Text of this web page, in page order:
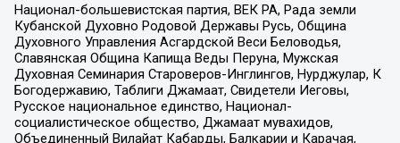
Национал-большевистская партия, ВЕК РА, Рада земли
Кубанской Духовно Родовой Державы Русь, Община
Духовного Управления Асгардской Веси Беловодья,
Славянская Община Капища Веды Перуна, Мужская
Духовная Семинария Староверов-Инглингов, Нурджулар, К
Богодержавию, Таблиги Джамаат, Свидетели Иеговы,
Русское национальное единство, Национал-
социалистическое общество, Джамаат мувахидов,
Объединенный Вилайат Кабарды, Балкарии и Карачая,